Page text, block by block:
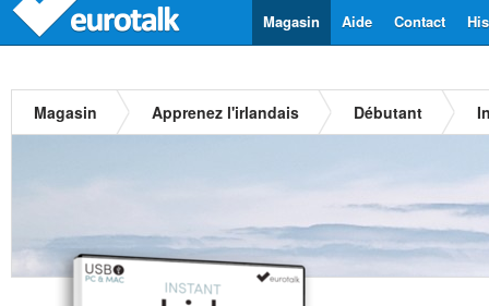
Contact
Aide
Magasin
Magasin Apprenez l'irlandais Débutant